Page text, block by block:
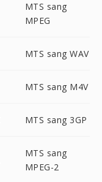
MTS sang
MPEG
MTS sang WAV
MTS sang M4V
MTS sang 3GP
MTS sang
MPEG-2